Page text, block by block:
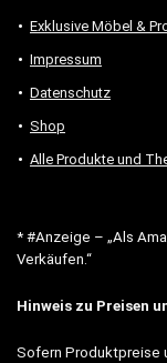
Exklusive Möbel &
Impressum
Datenschutz
Shop
Alle Produkte und
* #Anzeige – „Als
Verkäufen.“
Hinweis zu Preisen
Sofern Produktpreise